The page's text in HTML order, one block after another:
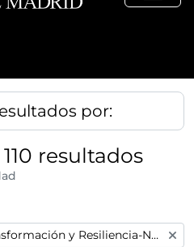
por:
resultados
Plan de Recuperación, Transformación y Resiliencia-Next GenerationEU